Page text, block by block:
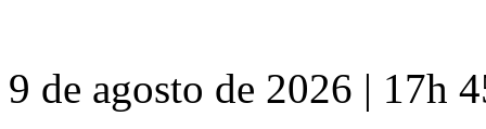
9 de agosto de 2026 | 17h